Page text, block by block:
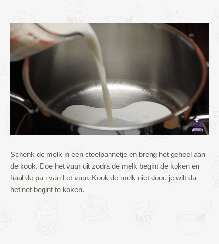
Schenk de melk in een steelpannetje en breng het geheel aan
de kook. Doe het vuur uit zodra de melk begint de koken en
haal de pan van het vuur. Kook de melk niet door, je wilt dat
het net begint te koken.